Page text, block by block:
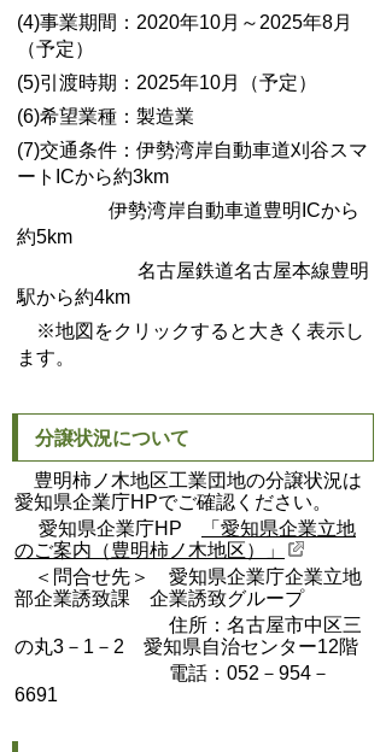
(4)事業期間：2020年10月～2025年8月
（予定）
(5)引渡時期：2025年10月（予定）
(6)希望業種：製造業
(7)交通条件：伊勢湾岸自動車道刈谷スマ
ートICから約3km
伊勢湾岸自動車道豊明ICから
約5km
名古屋鉄道名古屋本線豊明
駅から約4km
※地図をクリックすると大きく表示し
ます。
分譲状況について
豊明柿ノ木地区工業団地の分譲状況は
愛知県企業庁HPでご確認ください。
愛知県企業庁HP
「愛知県企業立地
のご案内（豊明柿ノ木地区）」
＜問合せ先＞ 愛知県企業庁企業立地
部企業誘致課 企業誘致グループ
住所：名古屋市中区三
の丸3－1－2 愛知県自治センター12階
電話：052－954－
6691